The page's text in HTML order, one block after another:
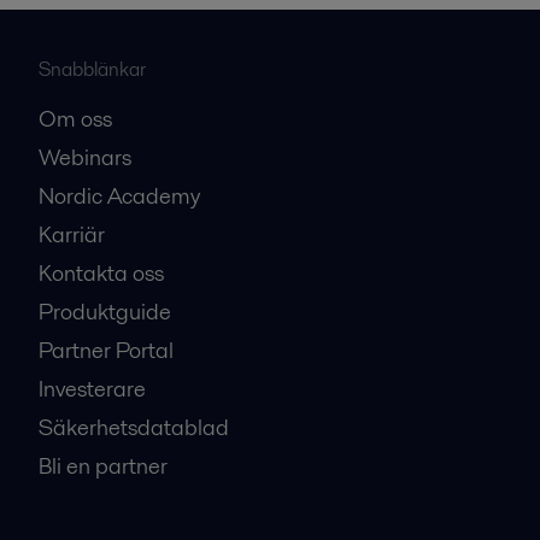
Snabblänkar
Om oss
Webinars
Nordic Academy
Karriär
Kontakta oss
Produktguide
Partner Portal
Investerare
Säkerhetsdatablad
Bli en partner